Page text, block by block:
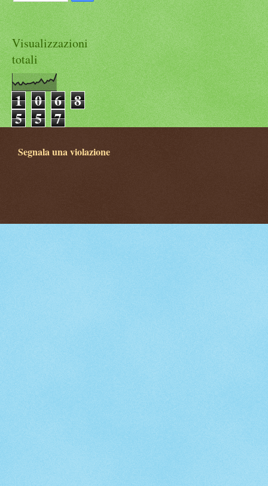
Visualizzazioni
totali
1 0 6 8
5 5 7
Segnala una violazione